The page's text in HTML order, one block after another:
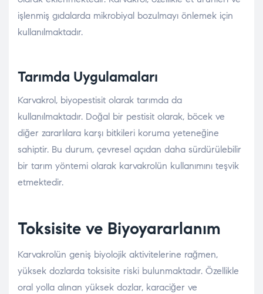
işlenmiş gıdalarda mikrobiyal bozulmayı önlemek için
kullanılmaktadır.
Tarımda Uygulamaları
Karvakrol, biyopestisit olarak tarımda da
kullanılmaktadır. Doğal bir pestisit olarak, böcek ve
diğer zararlılara karşı bitkileri koruma yeteneğine
sahiptir. Bu durum, çevresel açıdan daha sürdürülebilir
bir tarım yöntemi olarak karvakrolün kullanımını teşvik
etmektedir.
Toksisite ve Biyoyararlanım
Karvakrolün geniş biyolojik aktivitelerine rağmen,
yüksek dozlarda toksisite riski bulunmaktadır. Özellikle
oral yolla alınan yüksek dozlar, karaciğer ve